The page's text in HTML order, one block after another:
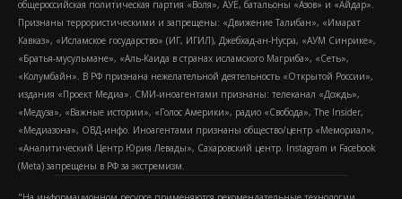
общероссийская политическая партия «Воля», АУЕ, батальоны «Азов» и «Айдар».
Признаны террористическими и запрещены: «Движение Талибан», «Имарат
Кавказ», «Исламское государство» (ИГ, ИГИЛ), Джебхад-ан-Нусра, «АУМ Синрике»,
«Братья-мусульмане», «Аль-Каида в странах исламского Магриба», «Сеть»,
«Колумбайн». В РФ признана нежелательной деятельность «Открытой России»,
издания «Проект Медиа». СМИ-иноагентами признаны: телеканал «Дождь»,
«Медуза», «Важные истории», «Голос Америки», радио «Свобода», The Insider,
«Медиазона», ОВД-инфо. Иноагентами признаны общество/центр «Мемориал»,
«Аналитический Центр Юрия Левады», Сахаровский центр. Instagram и Facebook
(Metа) запрещены в РФ за экстремизм.